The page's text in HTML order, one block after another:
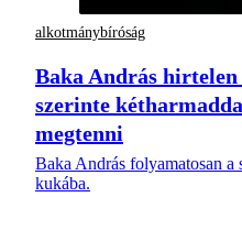
alkotmánybíróság
Baka András
szerinte
megtenni
Baka András folyamatosan a
kukába.